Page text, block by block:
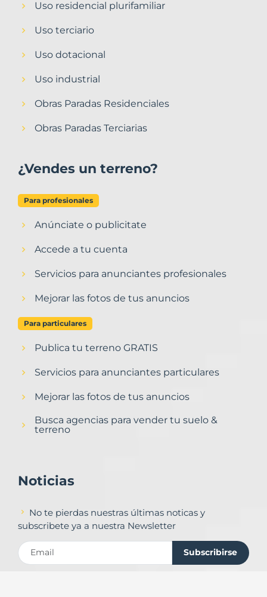
Uso residencial plurifamiliar
Uso terciario
Uso dotacional
Uso industrial
Obras Paradas Residenciales
Obras Paradas Terciarias
¿Vendes un terreno?
Para profesionales
Anúnciate o publicitate
Accede a tu cuenta
Servicios para anunciantes profesionales
Mejorar las fotos de tus anuncios
Para particulares
Publica tu terreno GRATIS
Servicios para anunciantes particulares
Mejorar las fotos de tus anuncios
Busca agencias para vender tu suelo &
terreno
Noticias
No te pierdas nuestras últimas noticas y
subscribete ya a nuestra Newsletter
Subscribirse